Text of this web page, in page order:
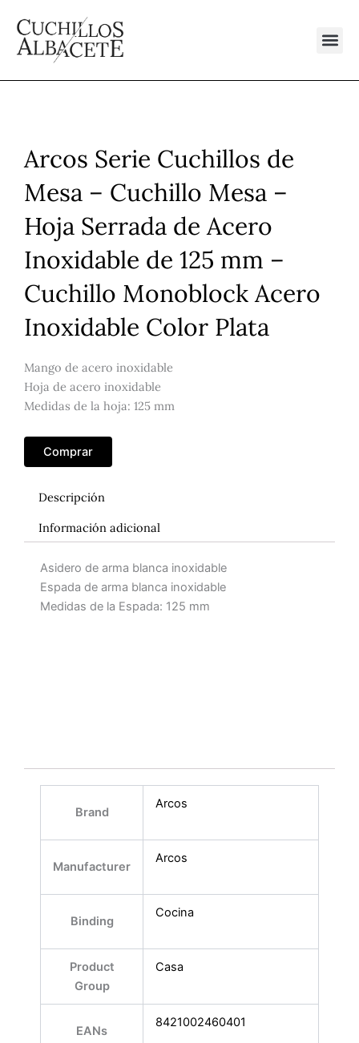
contenido
Arcos Serie Cuchillos de
Mesa – Cuchillo Mesa –
Hoja Serrada de Acero
Inoxidable de 125 mm –
Cuchillo Monoblock Acero
Inoxidable Color Plata
Mango de acero inoxidable
Hoja de acero inoxidable
Medidas de la hoja: 125 mm
Comprar
Descripción
Información adicional
Asidero de arma blanca inoxidable
Espada de arma blanca inoxidable
Medidas de la Espada: 125 mm
Brand
Arcos
Manufacturer
Arcos
Binding
Cocina
Product
Group
Casa
EANs
8421002460401